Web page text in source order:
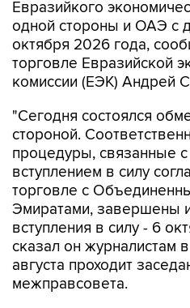
Евразийкого
одной стороны и ОАЭ с
октября 2026 года,
торговле Евразийской
комиссии (ЕЭК) Андрей
"Сегодня состоялся
стороной.
процедуры, связанные
вступлением в силу
торговле с
Эмиратами, завершены
вступления в силу - 6
сказал он журналистам
августа проходит
межправсовета.